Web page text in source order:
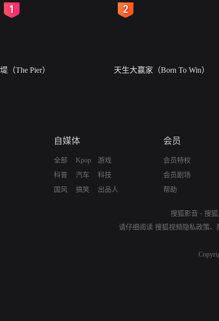
堤（The Pier） 天生大赢家（Born To Win）
自媒体
全部
科普
国风
Kpop
汽车
搞笑
游戏
科技
出品人
会员
会员特权
会员剧场
帮助
搜狐影音 - 搜
请仔细阅读 搜狐视频隐私政策、